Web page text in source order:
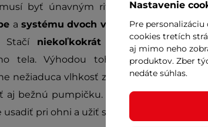
byť únavným rituálom po celom
a systému dvoch ventilov nafúknete
Stačíniekoľkokrát rytmicky
tela. Výhodou tohto spôsobu
nežiaduca vlhkosť z pľúc. Ak dávate
aj bežnú pumpičku. Tento systém vám
pri ohni a užiť si ticho prichádzajúcej
Nastavenie
Pre
cookies tretích
aj mimo neho
produktov. Zber
nedáte súhlas.